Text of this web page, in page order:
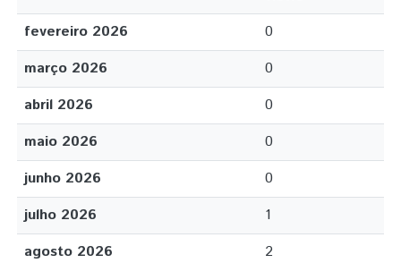
fevereiro 2026
0
março 2026
0
abril 2026
0
maio 2026
0
junho 2026
0
julho 2026
1
agosto 2026
2